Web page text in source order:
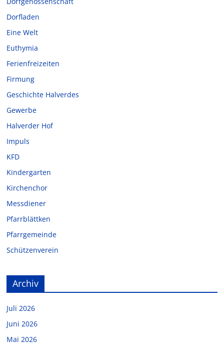
Dorfladen
Eine Welt
Euthymia
Ferienfreizeiten
Firmung
Geschichte Halverdes
Gewerbe
Halverder Hof
Impuls
KFD
Kindergarten
Kirchenchor
Messdiener
Pfarrblättken
Pfarrgemeinde
Schützenverein
Archiv
Juli 2026
Juni 2026
Mai 2026